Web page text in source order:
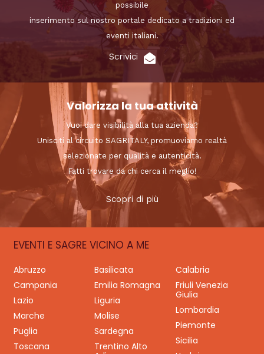
possibile
inserimento sul nostro portale dedicato a tradizioni ed
eventi italiani.
Scrivici
Valorizza la tua attività
Vuoi dare visibilità alla tua azienda?
Unisciti al circuito SAGRITALY, promuoviamo realtà
selezionate per qualità e autenticità.
Fatti trovare da chi cerca il meglio!
Scopri di più
EVENTI E SAGRE VICINO A ME
Abruzzo Basilicata
Calabria
Campania
Emilia Romagna
Friuli Venezia
Giulia
Lazio
Liguria
Lombardia
Marche
Molise
Piemonte
Puglia
Sardegna
Sicilia
Toscana
Trentino Alto